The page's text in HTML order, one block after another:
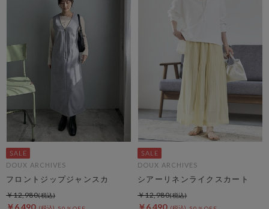
DOUX ARCHIVES
フロントジップジャンスカ
￥6,490
￥12,980
DOUX ARCHIVES
シアーリネンライクスカート
￥6,490
￥12,980